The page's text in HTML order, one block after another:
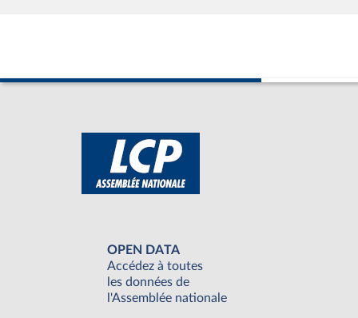
OPEN DATA
Accédez à toutes
les données de
l'Assemblée nationale